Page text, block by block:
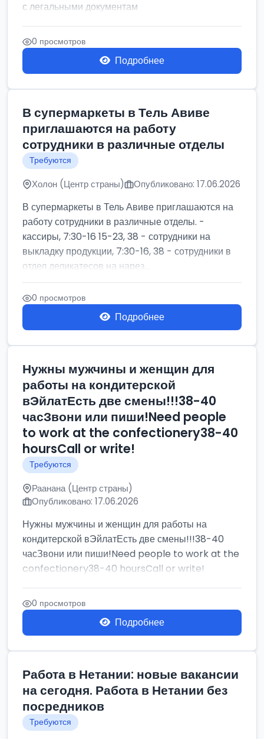
с легальными документам
0 просмотров
Подробнее
В супермаркеты в Тель Авиве
приглашаются на работу
сотрудники в различные отделы
Требуются
Холон (Центр страны) Опубликовано: 17.06.2026
В супермаркеты в Тель Авиве приглашаются на
работу сотрудники в различные отделы. -
кассиры, 7:30-16 15-23, 38 - сотрудники на
выкладку продукции, 7:30-16, 38 - сотрудники в
отдел деликатесов на нарез...
0 просмотров
Подробнее
Нужны мужчины и женщин для
работы на кондитерской
вЭйлатЕсть две смены!!!38-40
часЗвони или пиши!Need people
to work at the confectionery38-40
hoursCall or write!
Требуются
Раанана (Центр страны)
Опубликовано: 17.06.2026
Нужны мужчины и женщин для работы на
кондитерской вЭйлатЕсть две смены!!!38-40
часЗвони или пиши!Need people to work at the
confectionery38-40 hoursCall or write!
0 просмотров
Подробнее
Работа в Нетании: новые вакансии
на сегодня. Работа в Нетании без
посредников
Требуются